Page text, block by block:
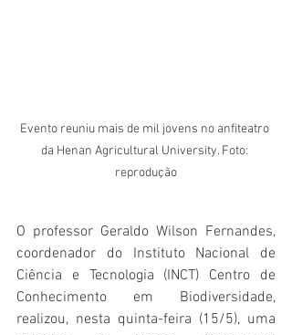
Evento reuniu mais de mil jovens no anfiteatro
da Henan Agricultural University. Foto:
reprodução
O professor Geraldo Wilson Fernandes,
coordenador do Instituto Nacional de
Ciência e Tecnologia (INCT) Centro de
Conhecimento em Biodiversidade,
realizou, nesta quinta-feira (15/5), uma